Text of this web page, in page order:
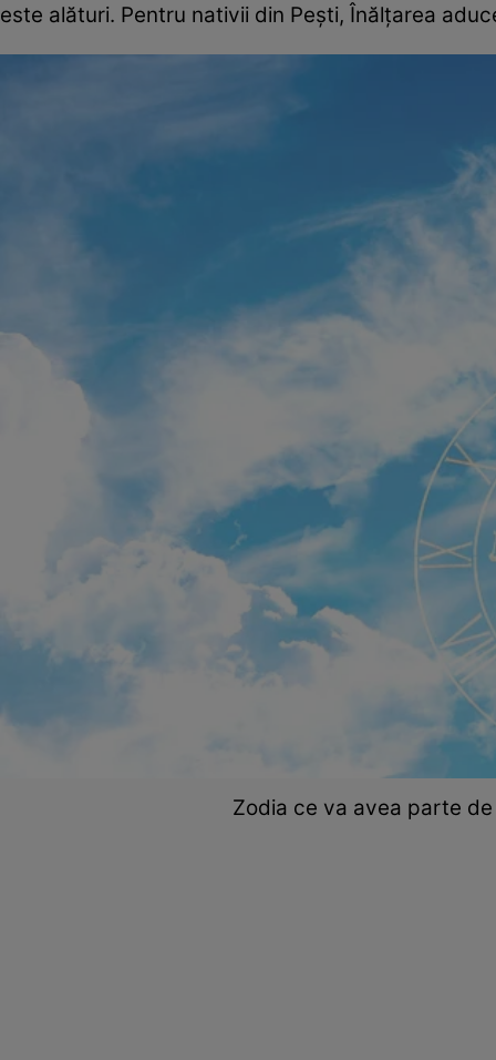
este alături. Pentru nativii din Pești, Înălțarea
Zodia ce va avea parte